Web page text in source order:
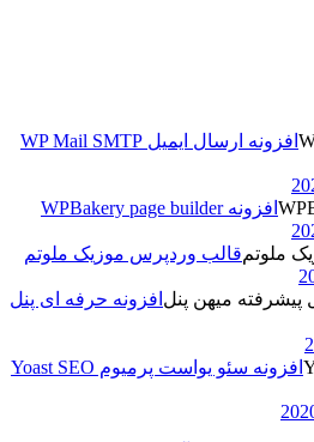
افزونه ارسال ایمیل WP Mail SMTP
افزونه WPBakery page builder
قالب وردپرس موزیک ملوتم
افزونه حرفه ای پنل
افزونه سئو یواست پرمیوم Yoast SEO